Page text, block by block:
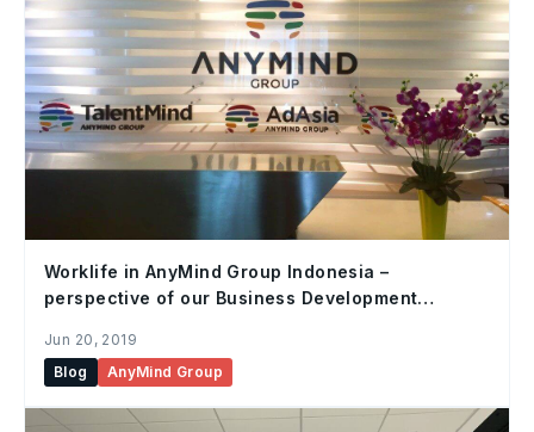
Worklife in AnyMind Group Indonesia –
perspective of our Business Development
Jun 20, 2019
Blog
AnyMind Group